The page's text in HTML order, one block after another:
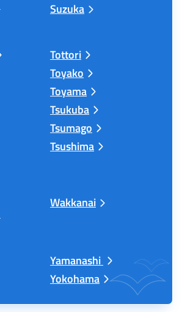
Suzuka
Tottori
Toyako
Toyama
Tsukuba
Tsumago
Tsushima
Wakkanai
Yamanashi
Yokohama